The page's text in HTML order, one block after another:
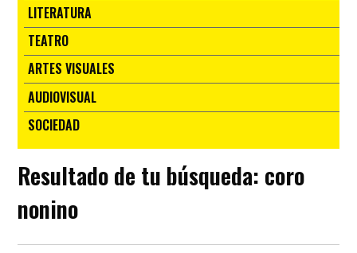
LITERATURA
TEATRO
ARTES VISUALES
AUDIOVISUAL
SOCIEDAD
Resultado de tu búsqueda: coro
nonino